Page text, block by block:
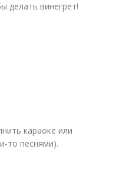
делать винегрет!
караоке или
то песнями).